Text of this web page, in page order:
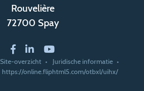
Rouvelière
72700 Spay
Site-overzicht
Juridische informatie
https://online.fliphtml5.com/otbxl/uihx/